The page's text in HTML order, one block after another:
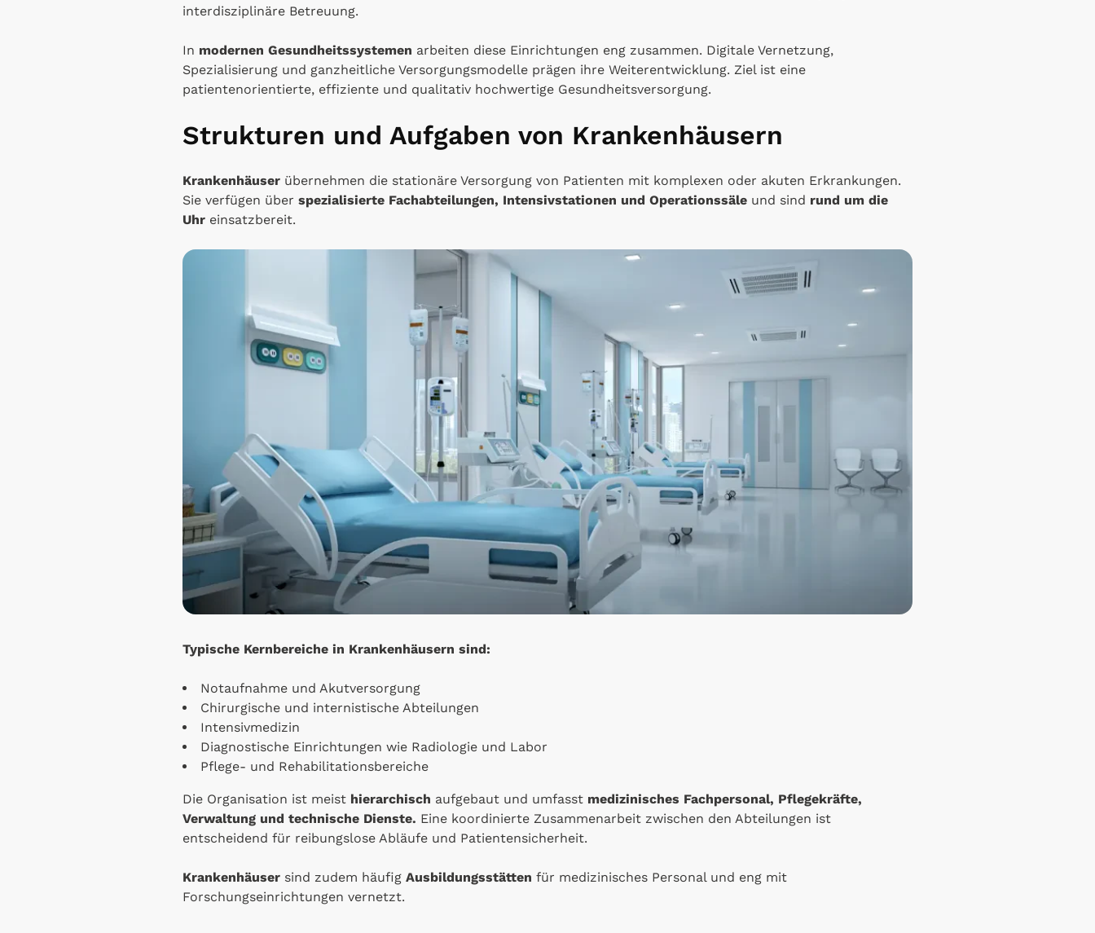
interdisziplinäre Betreuung.
In modernen Gesundheitssystemen arbeiten diese Einrichtungen eng zusammen. Digitale Vernetzung,
Spezialisierung und ganzheitliche Versorgungsmodelle prägen ihre Weiterentwicklung. Ziel ist eine
patientenorientierte, effiziente und qualitativ hochwertige Gesundheitsversorgung.
Strukturen und Aufgaben von Krankenhäusern
Krankenhäuser übernehmen die stationäre Versorgung von Patienten mit komplexen oder akuten Erkrankungen.
Sie verfügen über spezialisierte Fachabteilungen, Intensivstationen und Operationssäle und sind rund um die
Uhr einsatzbereit.
Typische Kernbereiche in Krankenhäusern sind:
Notaufnahme und Akutversorgung
Chirurgische und internistische Abteilungen
Intensivmedizin
Diagnostische Einrichtungen wie Radiologie und Labor
Pflege- und Rehabilitationsbereiche
Die Organisation ist meist hierarchisch aufgebaut und umfasst medizinisches Fachpersonal, Pflegekräfte,
Verwaltung und technische Dienste. Eine koordinierte Zusammenarbeit zwischen den Abteilungen ist
entscheidend für reibungslose Abläufe und Patientensicherheit.
Krankenhäuser sind zudem häufig Ausbildungsstätten für medizinisches Personal und eng mit
Forschungseinrichtungen vernetzt.